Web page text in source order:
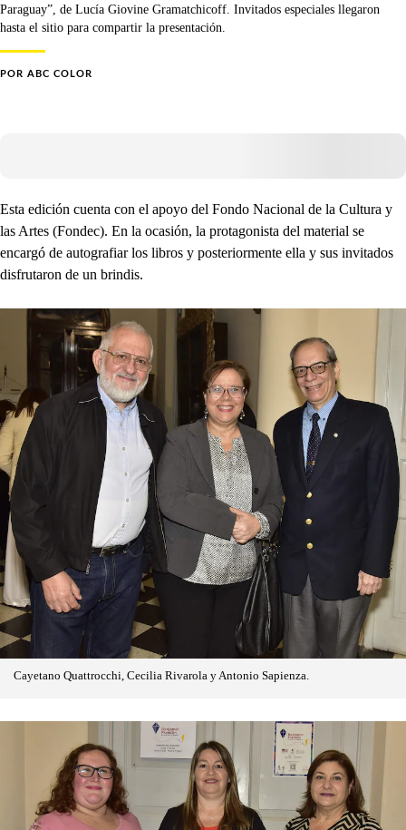
Paraguay”, de Lucía Giovine Gramatchicoff. Invitados especiales llegaron
hasta el sitio para compartir la presentación.
POR ABC COLOR
Esta edición cuenta con el apoyo del Fondo Nacional de la Cultura y
las Artes (Fondec). En la ocasión, la protagonista del material se
encargó de autografiar los libros y posteriormente ella y sus invitados
disfrutaron de un brindis.
Cayetano Quattrocchi, Cecilia Rivarola y Antonio Sapienza.